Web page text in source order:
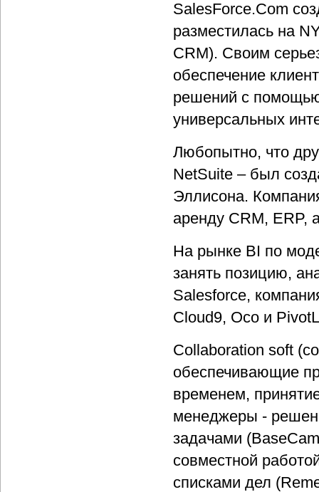
SalesForce.Com
разместилась на
CRM). Своим
обеспечение
решений с
универсальных
Любопытно, что
NetSuite – был
Эллисона.
аренду CRM, ERP,
На рынке BI по
занять позицию,
Salesforce,
Cloud9, Oco и
Сollaboration soft
обеспечивающие
временем,
менеджеры -
задачами
совместной
списками дел